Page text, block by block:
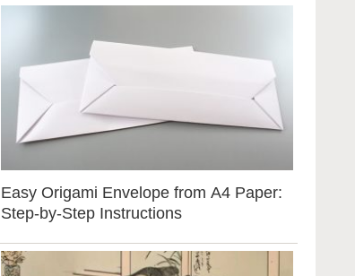
Easy Origami Envelope from A4 Paper:
Step-by-Step Instructions